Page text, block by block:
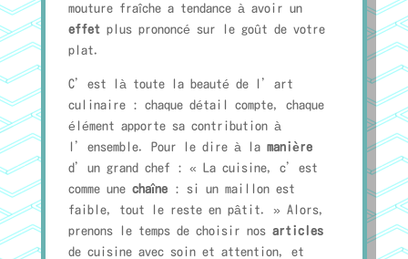
mouture fraîche a tendance à avoir un
effetplus prononcé sur le goût de votre
plat.
C’est là toute la beauté de l’art
culinaire : chaque détail compte, chaque
élément apporte sa contribution à
l’ensemble. Pour le dire à la manière
d’un grand chef : « La cuisine, c’est
comme une chaîne: si un maillon est
faible, tout le reste en pâtit. » Alors,
prenons le temps de choisir nos articles
de cuisine avec soin et attention, et